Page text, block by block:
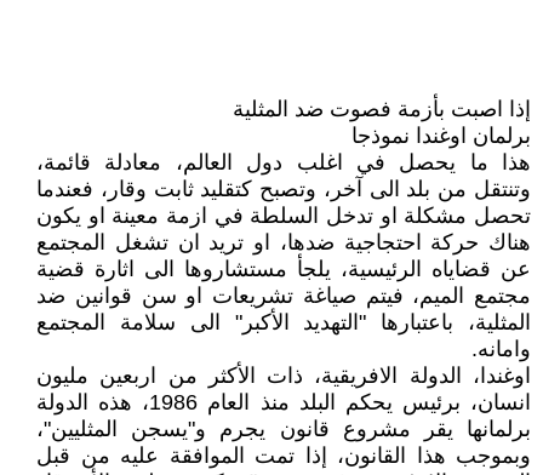
إذا اصبت بأزمة فصوت ضد المثلية
برلمان اوغندا نموذجا
هذا ما يحصل في اغلب دول العالم، معادلة قائمة،
وتنتقل من بلد الى آخر، وتصبح كتقليد ثابت وقار، فعندما
تحصل مشكلة او تدخل السلطة في ازمة معينة او يكون
هناك حركة احتجاجية ضدها، او تريد ان تشغل المجتمع
عن قضاياه الرئيسية، يلجأ مستشاروها الى اثارة قضية
مجتمع الميم، فيتم صياغة تشريعات او سن قوانين ضد
المثلية، باعتبارها "التهديد الأكبر" الى سلامة المجتمع
وامانه.
اوغندا، الدولة الافريقية، ذات الأكثر من اربعين مليون
انسان، برئيس يحكم البلد منذ العام 1986، هذه الدولة
برلمانها يقر مشروع قانون يجرم و"يسجن المثليين"،
وبموجب هذا القانون، إذا تمت الموافقة عليه من قبل